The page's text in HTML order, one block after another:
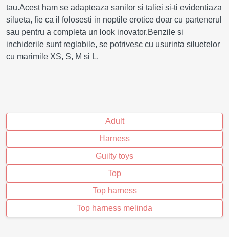
tau.Acest ham se adapteaza sanilor si taliei si-ti evidentiaza
silueta, fie ca il folosesti in noptile erotice doar cu partenerul
sau pentru a completa un look inovator.Benzile si
inchiderile sunt reglabile, se potrivesc cu usurinta siluetelor
cu marimile XS, S, M si L.
Adult
Harness
Guilty toys
Top
Top harness
Top harness melinda